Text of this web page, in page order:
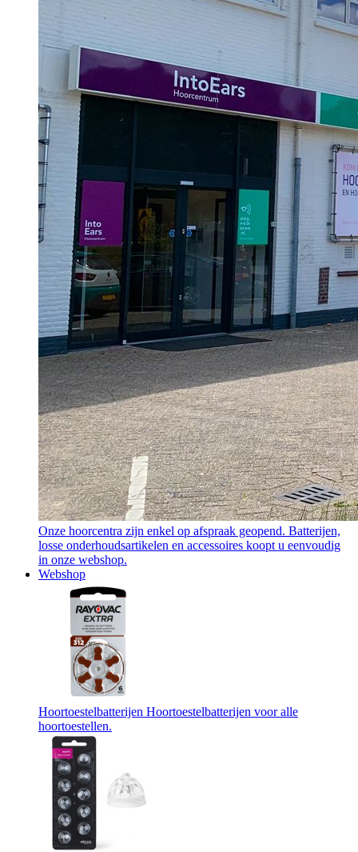
Onze hoorcentra zijn enkel op afspraak geopend. Batterijen,
losse onderhoudsartikelen en accessoires koopt u eenvoudig
in onze webshop.
Webshop
Hoortoestelbatterijen Hoortoestelbatterijen voor alle
hoortoestellen.